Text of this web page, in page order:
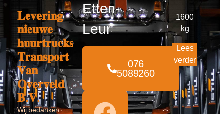
𝐋𝐞𝐯𝐞𝐫𝐢𝐧𝐠
𝐧𝐢𝐞𝐮𝐰𝐞
𝐡𝐮𝐮𝐫𝐭𝐫𝐮𝐜𝐤𝐬
𝐓𝐫𝐚𝐧𝐬𝐩𝐨𝐫𝐭
𝐕𝐚𝐧
𝐎𝐯𝐞𝐫𝐯𝐞𝐥𝐝
𝐁.𝐕.
Wij bedanken
Etten-
Leur
076
5089260
1600
kg
Lees
verder